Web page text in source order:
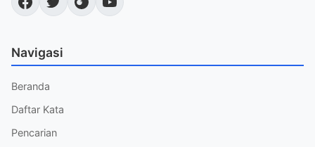
Navigasi
Beranda
Daftar Kata
Pencarian